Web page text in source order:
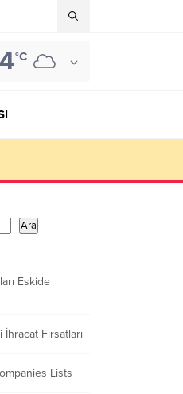
°C
Ara
Eskide
Fırsatları
Lists